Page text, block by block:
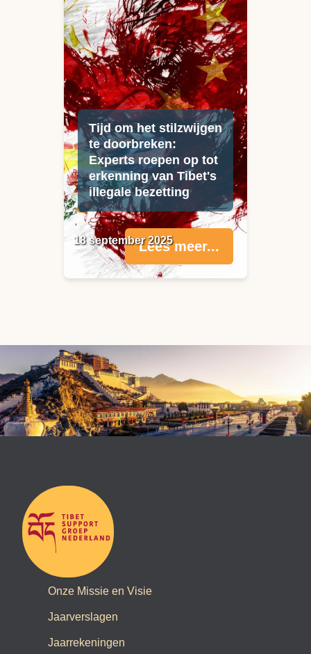
18 september 2025
Tijd om het stilzwijgen
te doorbreken:
Experts roepen op tot
erkenning van Tibet's
illegale bezetting
Lees meer...
Onze Missie en Visie
Jaarverslagen
Jaarrekeningen